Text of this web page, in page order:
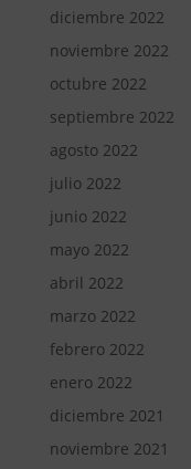
diciembre 2022
noviembre 2022
octubre 2022
septiembre 2022
agosto 2022
julio 2022
junio 2022
mayo 2022
abril 2022
marzo 2022
febrero 2022
enero 2022
diciembre 2021
noviembre 2021